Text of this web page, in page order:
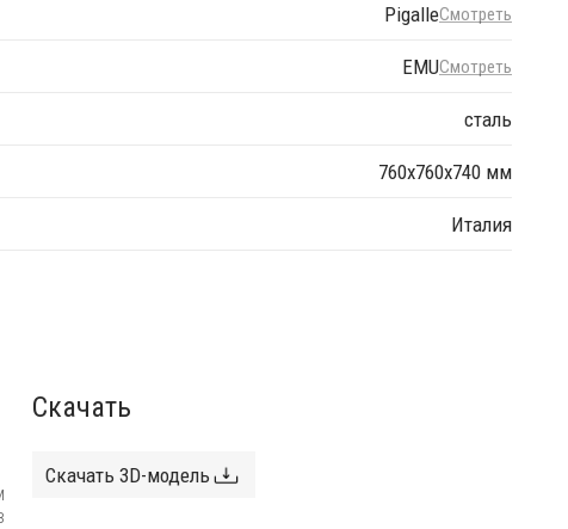
PigalleСмотреть
EMUСмотреть
сталь
760х760х740 мм
Италия
Скачать
Скачать 3D-модель